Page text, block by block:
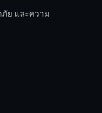
ภัย และความ